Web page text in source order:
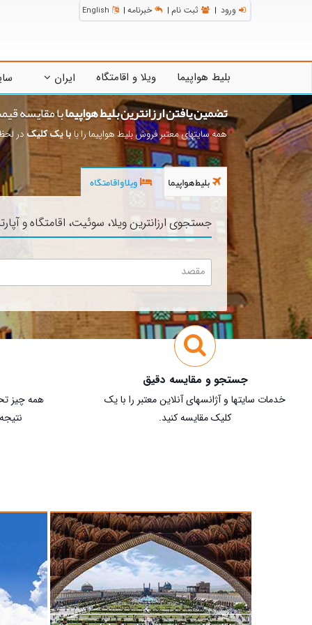
ورود | ثبت نام | خبرنامه |
English
بلیط هواپیما ویلا و اقامتگاه ایران
تضمین یافتن ارزانترین بلیط هواپیمابا مقایسه
همه سایتهای معتبر فروش بلیط هواپیما را با با یک کلیک در
بلیط هواپیما ویلا و اقامتگاه
جستجوی ارزانترین ویلا، سوئیت، اقامتگاه و
مقصد
جستجو و مقایسه‌ دقیق
خدمات سایتها و آژانسهای آنلاین معتبر را با یک
کلیک مقایسه کنید.
همه چیز